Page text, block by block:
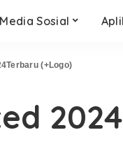
Media Sosial
(+Logo)